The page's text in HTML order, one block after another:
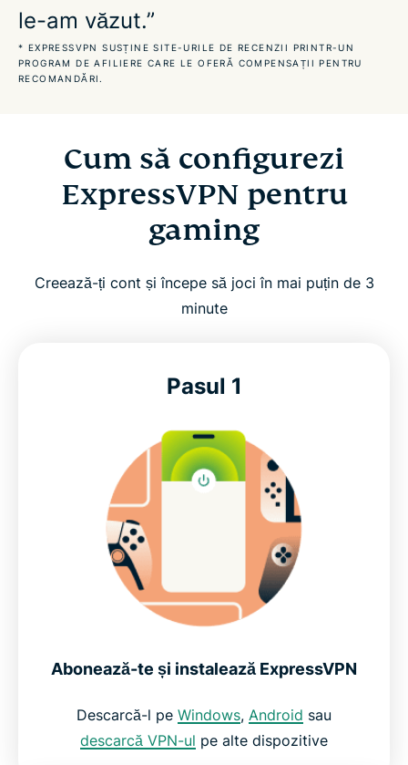
Obține ExpressVPN pentru toate dispozitivele de
Ghiduri de configurare pentru jocuri
Pot folosi un VPN pentru gaming gratuit?
Descarcă ExpressVPN pe toate dispozitivele tale
Ce spun gamerii despre noi
Încearcă VPN-ul fără riscuri pentru jocuri
Cum să configurezi ExpressVPN pentru gaming
Descoperă cele mai noi oferte ExpressVPN pentru
Rămâi conectat în siguranță la jocurile tale
le-am văzut.”
* EXPRESSVPN SUSȚINE SITE-URILE DE RECENZII PRINTR-UN
PROGRAM DE AFILIERE CARE LE OFERĂ COMPENSAȚII PENTRU
RECOMANDĂRI.
Cum să configurezi
ExpressVPN pentru
gaming
Creează-ți cont și începe să joci în mai puțin de 3
minute
Pasul 1
Abonează-te și instalează ExpressVPN
Descarcă-l pe Windows, Android sau
descarcă VPN-ul pe alte dispozitive